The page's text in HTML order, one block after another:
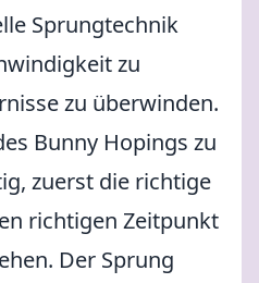
Sprungtechnik
zu
zu überwinden.
Bunny Hopings zu
zuerst die richtige
richtigen Zeitpunkt
Der Sprung